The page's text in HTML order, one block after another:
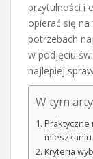
przytulności i
opierać się
potrzebach
w podjęciu
najlepiej
W tym
Praktyczne
mieszkaniu
Kryteria